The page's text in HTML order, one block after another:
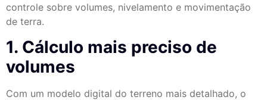
controle sobre volumes, nivelamento e movimentação
de terra.
1. Cálculo mais preciso de
volumes
Com um modelo digital do terreno mais detalhado, o